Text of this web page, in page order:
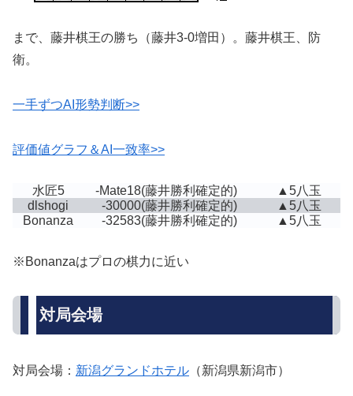
まで、藤井棋王の勝ち（藤井3-0増田）。藤井棋王、防
衛。
一手ずつAI形勢判断>>
評価値グラフ＆AI一致率>>
水匠5 -Mate18(藤井勝利確定的)
▲5八玉
dlshogi
-30000(藤井勝利確定的)
▲5八玉
Bonanza
-32583(藤井勝利確定的) ▲5八玉
※Bonanzaはプロの棋力に近い
対局会場
対局会場： 新潟グランドホテル （新潟県新潟市）